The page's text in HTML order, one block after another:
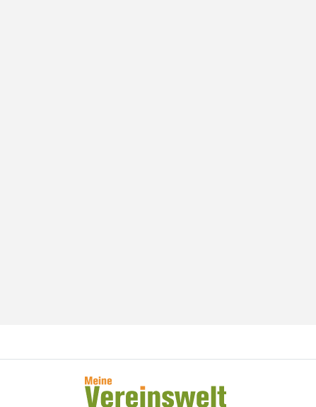
Experten wenden – sie stehen Ihnen